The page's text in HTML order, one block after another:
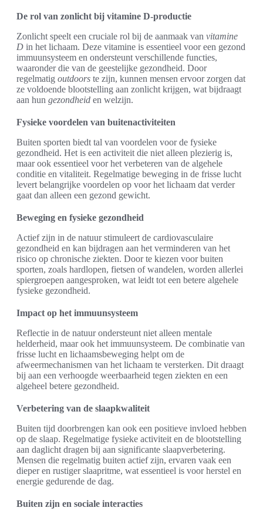
De rol van zonlicht bij vitamine D-productie
Zonlicht speelt een cruciale rol bij de aanmaak van vitamine
D in het lichaam. Deze vitamine is essentieel voor een gezond
immuunsysteem en ondersteunt verschillende functies,
waaronder die van de geestelijke gezondheid. Door
regelmatig outdoors te zijn, kunnen mensen ervoor zorgen dat
ze voldoende blootstelling aan zonlicht krijgen, wat bijdraagt
aan hun gezondheid en welzijn.
Fysieke voordelen van buitenactiviteiten
Buiten sporten biedt tal van voordelen voor de fysieke
gezondheid. Het is een activiteit die niet alleen plezierig is,
maar ook essentieel voor het verbeteren van de algehele
conditie en vitaliteit. Regelmatige beweging in de frisse lucht
levert belangrijke voordelen op voor het lichaam dat verder
gaat dan alleen een gezond gewicht.
Beweging en fysieke gezondheid
Actief zijn in de natuur stimuleert de cardiovasculaire
gezondheid en kan bijdragen aan het verminderen van het
risico op chronische ziekten. Door te kiezen voor buiten
sporten, zoals hardlopen, fietsen of wandelen, worden allerlei
spiergroepen aangesproken, wat leidt tot een betere algehele
fysieke gezondheid.
Impact op het immuunsysteem
Reflectie in de natuur ondersteunt niet alleen mentale
helderheid, maar ook het immuunsysteem. De combinatie van
frisse lucht en lichaamsbeweging helpt om de
afweermechanismen van het lichaam te versterken. Dit draagt
bij aan een verhoogde weerbaarheid tegen ziekten en een
algeheel betere gezondheid.
Verbetering van de slaapkwaliteit
Buiten tijd doorbrengen kan ook een positieve invloed hebben
op de slaap. Regelmatige fysieke activiteit en de blootstelling
aan daglicht dragen bij aan significante slaapverbetering.
Mensen die regelmatig buiten actief zijn, ervaren vaak een
dieper en rustiger slaapritme, wat essentieel is voor herstel en
energie gedurende de dag.
Buiten zijn en sociale interacties